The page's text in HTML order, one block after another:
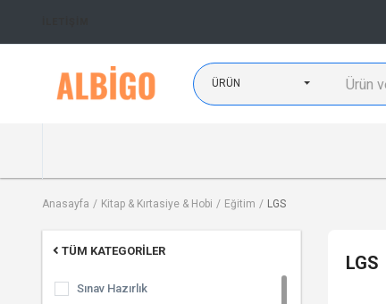
ÜRÜN
Anasayfa Kitap & Kırtasiye & Hobi Eğitim LGS
TÜM KATEGORILER
Sınav Hazırlık
LGS